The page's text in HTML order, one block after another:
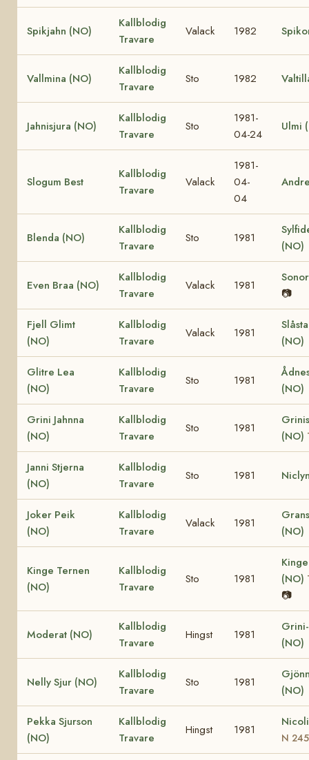
Spikjahn (NO)
Kallblodig
Travare
Valack 1982
Vallmina (NO)
Kallblodig
Travare
Sto 1982
Jahnisjura (NO)
Kallblodig
Travare
Sto
1981-
04-24
Ulmi
Slogum Best
Kallblodig
Travare
Valack
1981-
04-
04
Blenda (NO)
Kallblodig
Travare
Sto 1981
(NO)
Even Braa (NO)
Kallblodig
Travare
Valack 1981
📷
Fjell Glimt
(NO)
Kallblodig
Travare
Valack 1981
(NO)
Glitre Lea
(NO)
Kallblodig
Travare
Sto 1981
(NO)
Grini Jahnna
(NO)
Kallblodig
Travare
Sto 1981
(NO)
Janni Stjerna
(NO)
Kallblodig
Travare
Sto 1981
Joker Peik
(NO)
Kallblodig
Travare
Valack 1981
(NO)
Kinge Ternen
(NO)
Kallblodig
Travare
Sto 1981
(NO)
📷
Moderat (NO)
Kallblodig
Travare
Hingst 1981
(NO)
Nelly Sjur (NO)
Kallblodig
Travare
Sto 1981
(NO)
Pekka Sjurson
(NO)
Kallblodig
Travare
Hingst 1981
N